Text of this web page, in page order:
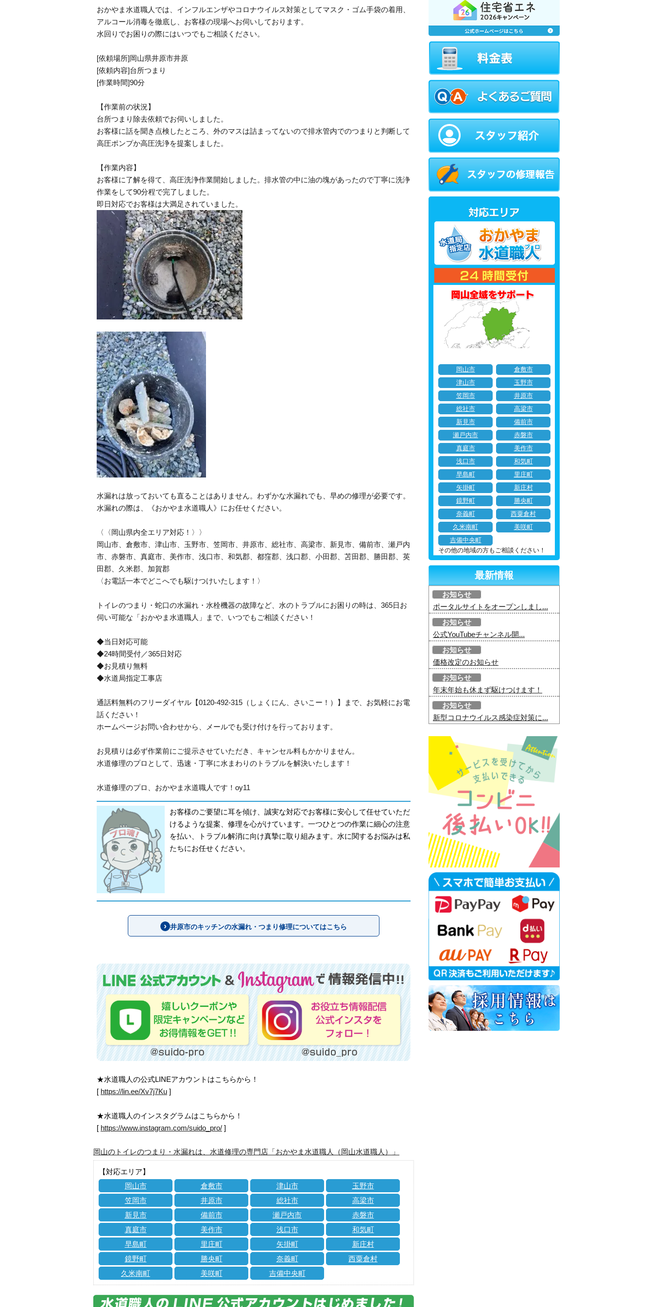
おかやま水道職人では、インフルエンザやコロナウイルス対策としてマスク・ゴム手袋の着用、
アルコール消毒を徹底し、お客様の現場へお伺いしております。
水回りでお困りの際にはいつでもご相談ください。
[依頼場所]岡山県井原市井原
[依頼内容]台所つまり
[作業時間]90分
【作業前の状況】
台所つまり除去依頼でお伺いしました。
お客様に話を聞き点検したところ、外のマスは詰まってないので排水管内でのつまりと判断して
高圧ポンプか高圧洗浄を提案しました。
【作業内容】
お客様に了解を得て、高圧洗浄作業開始しました。排水管の中に油の塊があったので丁寧に洗浄
作業をして90分程で完了しました。
即日対応でお客様は大満足されていました。
水漏れは放っておいても直ることはありません。わずかな水漏れでも、早めの修理が必要です。
水漏れの際は、《おかやま水道職人》にお任せください。
〈〈岡山県内全エリア対応！〉〉
岡山市、倉敷市、津山市、玉野市、笠岡市、井原市、総社市、高梁市、新見市、備前市、瀬戸内
市、赤磐市、真庭市、美作市、浅口市、和気郡、都窪郡、浅口郡、小田郡、苫田郡、勝田郡、英
田郡、久米郡、加賀郡
〈お電話一本でどこへでも駆けつけいたします！〉
トイレのつまり・蛇口の水漏れ・水栓機器の故障など、水のトラブルにお困りの時は、365日お
伺い可能な「おかやま水道職人」まで、いつでもご相談ください！
◆当日対応可能
◆24時間受付／365日対応
◆お見積り無料
◆水道局指定工事店
通話料無料のフリーダイヤル【0120-492-315（しょくにん、さいこー！）】まで、お気軽にお電
話ください！
ホームページお問い合わせから、メールでも受け付けを行っております。
お見積りは必ず作業前にご提示させていただき、キャンセル料もかかりません。
水道修理のプロとして、迅速・丁寧に水まわりのトラブルを解決いたします！
水道修理のプロ、おかやま水道職人です！oy11
お客様のご要望に耳を傾け、誠実な対応でお客様に安心して任せていただ
けるような提案、修理を心がけています。一つひとつの作業に細心の注意
を払い、トラブル解消に向け真摯に取り組みます。水に関するお悩みは私
たちにお任せください。
井原市のキッチンの水漏れ・つまり修理についてはこちら
★水道職人の公式LINEアカウントはこちらから！
[ https://lin.ee/Xv7j7Ku ]
★水道職人のインスタグラムはこちらから！
[ https://www.instagram.com/suido_pro/ ]
岡山のトイレのつまり・水漏れは、水道修理の専門店「おかやま水道職人（岡山水道職人）」
【対応エリア】
岡山市
倉敷市 津山市
玉野市
笠岡市
井原市 総社市
高梁市
新見市
備前市 瀬戸内市
赤磐市
真庭市
美作市 浅口市
和気町
早島町
里庄町 矢掛町
新庄村
鏡野町
勝央町 奈義町
西粟倉村
久米南町
美咲町 吉備中央町
岡山市
倉敷市
津山市
玉野市
笠岡市
井原市
総社市
高梁市
新見市
備前市
瀬戸内市
赤磐市
真庭市
美作市
浅口市
和気町
早島町
里庄町
矢掛町
新庄村
鏡野町
勝央町
奈義町
西粟倉村
久米南町
美咲町
吉備中央町
その他の地域の方もご相談ください！
最新情報
お知らせ
ポータルサイトをオープンしまし...
お知らせ
公式YouTubeチャンネル開...
お知らせ
価格改定のお知らせ
お知らせ
年末年始も休まず駆けつけます！
お知らせ
新型コロナウイルス感染症対策に...